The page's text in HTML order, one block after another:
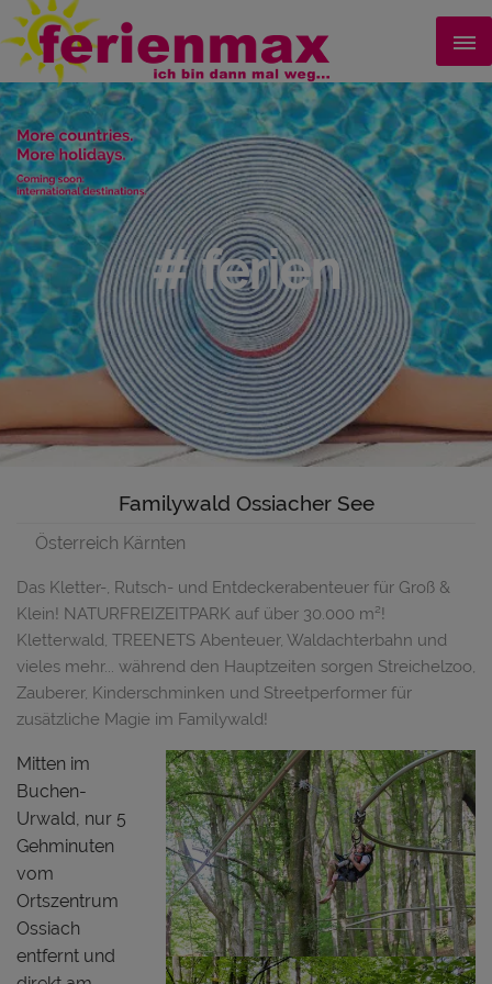
# ferien
Familywald Ossiacher See
Österreich Kärnten
Das Kletter-, Rutsch- und Entdeckerabenteuer für Groß &
Klein! NATURFREIZEITPARK auf über 30.000 m²!
Kletterwald, TREENETS Abenteuer, Waldachterbahn und
vieles mehr... während den Hauptzeiten sorgen Streichelzoo,
Zauberer, Kinderschminken und Streetperformer für
zusätzliche Magie im Familywald!
Mitten im
Buchen-
Urwald, nur 5
Gehminuten
vom
Ortszentrum
Ossiach
entfernt und